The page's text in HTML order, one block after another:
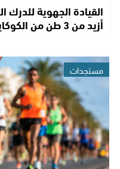
القيادة الجهوية
أزيد من 3 طن من الكوكايين قبالة…
مستجدات